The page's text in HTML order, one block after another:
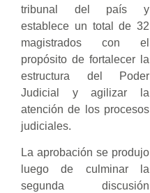
tribunal del país y
establece un total de 32
magistrados con el
propósito de fortalecer la
estructura del Poder
Judicial y agilizar la
atención de los procesos
judiciales.
La aprobación se produjo
luego de culminar la
segunda discusión